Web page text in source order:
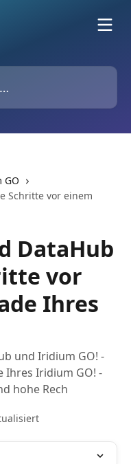
Schritte vor einem
DataHub
vor
Ihres
und Iridium GO! -
Iridium GO! -
hohe Rech